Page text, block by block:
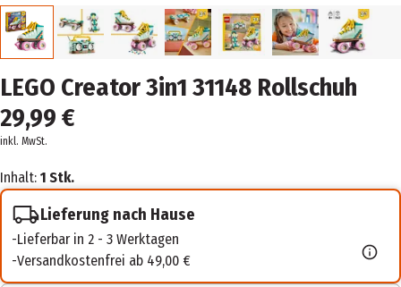
LEGO Creator 3in1 31148 Rollschuh
29,99 €
inkl. MwSt.
Inhalt: 1 Stk.
Lieferung nach Hause
Lieferbar in 2 - 3 Werktagen
Versandkostenfrei ab 49,00 €